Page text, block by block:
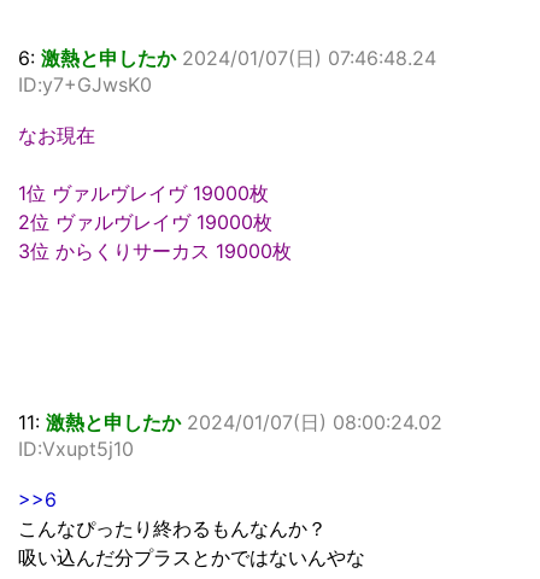
6: 激熱と申したか 2024/01/07(日) 07:46:48.24
ID:y7+GJwsK0
なお現在
1位 ヴァルヴレイヴ 19000枚
2位 ヴァルヴレイヴ 19000枚
3位 からくりサーカス 19000枚
11: 激熱と申したか 2024/01/07(日) 08:00:24.02
ID:Vxupt5j10
>>6
こんなぴったり終わるもんなんか？
吸い込んだ分プラスとかではないんやな